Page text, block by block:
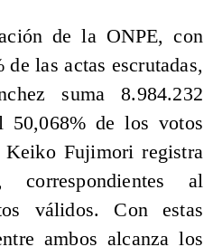
de la ONPE, con
las actas escrutadas,
suma 8.984.232
50,068% de los votos
Fujimori registra
correspondientes al
válidos. Con estas
ambos alcanza los